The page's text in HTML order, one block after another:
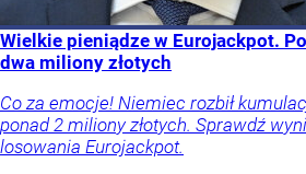
Wielkie pieniądze w Eurojackpot.
dwa miliony złotych
Co za emocje! Niemiec rozbił
ponad 2 miliony złotych. Sprawdź
losowania Eurojackpot.